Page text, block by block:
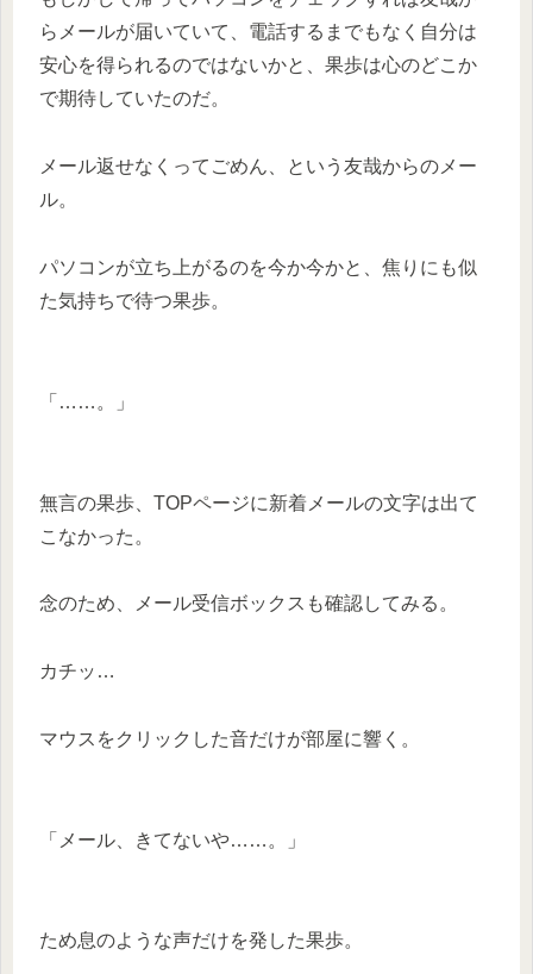
らメールが届いていて、電話するまでもなく自分は
安心を得られるのではないかと、果歩は心のどこか
で期待していたのだ。
メール返せなくってごめん、という友哉からのメー
ル。
パソコンが立ち上がるのを今か今かと、焦りにも似
た気持ちで待つ果歩。
「……。」
無言の果歩、TOPページに新着メールの文字は出て
こなかった。
念のため、メール受信ボックスも確認してみる。
カチッ…
マウスをクリックした音だけが部屋に響く。
「メール、きてないや……。」
ため息のような声だけを発した果歩。